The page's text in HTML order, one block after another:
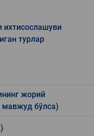
ихтисослашуви
турлар
жорий
мавжуд бўлса)